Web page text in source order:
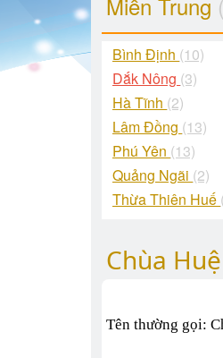
Bình Định (10)
Dắk Nông (3)
Hà Tĩnh (2)
Lâm Đồng (13)
Phú Yên (13)
Quảng Ngãi (2)
Thừa Thiên Huế
Chùa
Tên thường gọi: